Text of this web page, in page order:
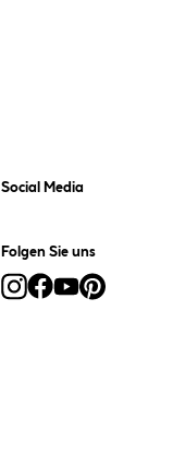
Social Media
Folgen Sie uns